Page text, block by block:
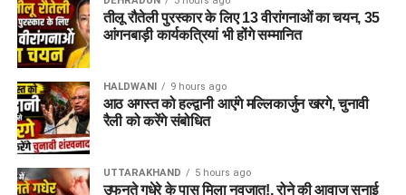
तीलू रौतेली पुरस्कार के लिए 13 वीरांगनाओं का चयन, 35
आंगनबाड़ी कार्यकत्रियां भी होंगे सम्मानित
HALDWANI 9 hours ago
आठ अगस्त को हल्द्वानी आएंगे मल्लिकार्जुन खरगे, चुनावी
रैली को करेंगे संबोधित
UTTARAKHAND 5 hours ago
उफनते गधेरे के पास मिला नवजात!, रोने की आवाज सुनाई